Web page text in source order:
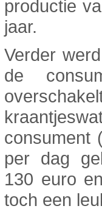
productie
jaar.
Verder
de
consument
per dag
130 euro
toch een